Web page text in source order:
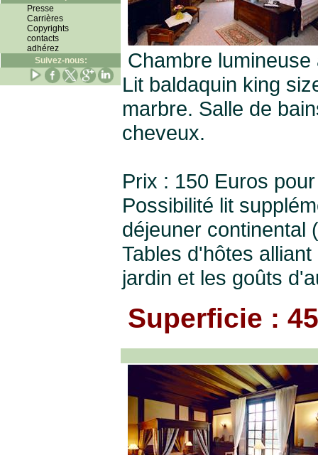
Presse
Carrières
Copyrights
contacts
adhérez
Suivez-nous:
Chambre
Lit baldaquin king
marbre. Salle de
cheveux.
Prix : 150 Euros
Possibilité lit
déjeuner continental
Tables d'hôtes
jardin et les goûts
Superficie :